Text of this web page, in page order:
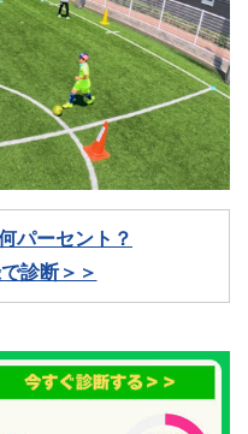
パーセント？
診断＞＞